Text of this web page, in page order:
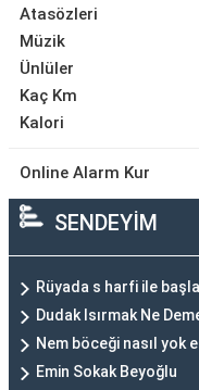
Atasözleri
Müzik
Ünlüler
Kaç Km
Kalori
Online Alarm Kur
SENDEYİM
Rüyada s harfi ile
Dudak Isırmak Ne
Nem böceği nasıl yok
Emin Sokak Beyoğlu